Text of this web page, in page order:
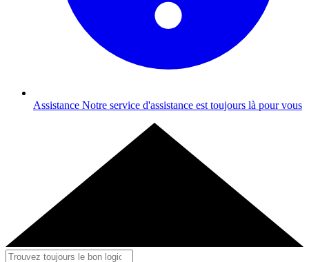
Assistance Notre service d'assistance est toujours là pour vous